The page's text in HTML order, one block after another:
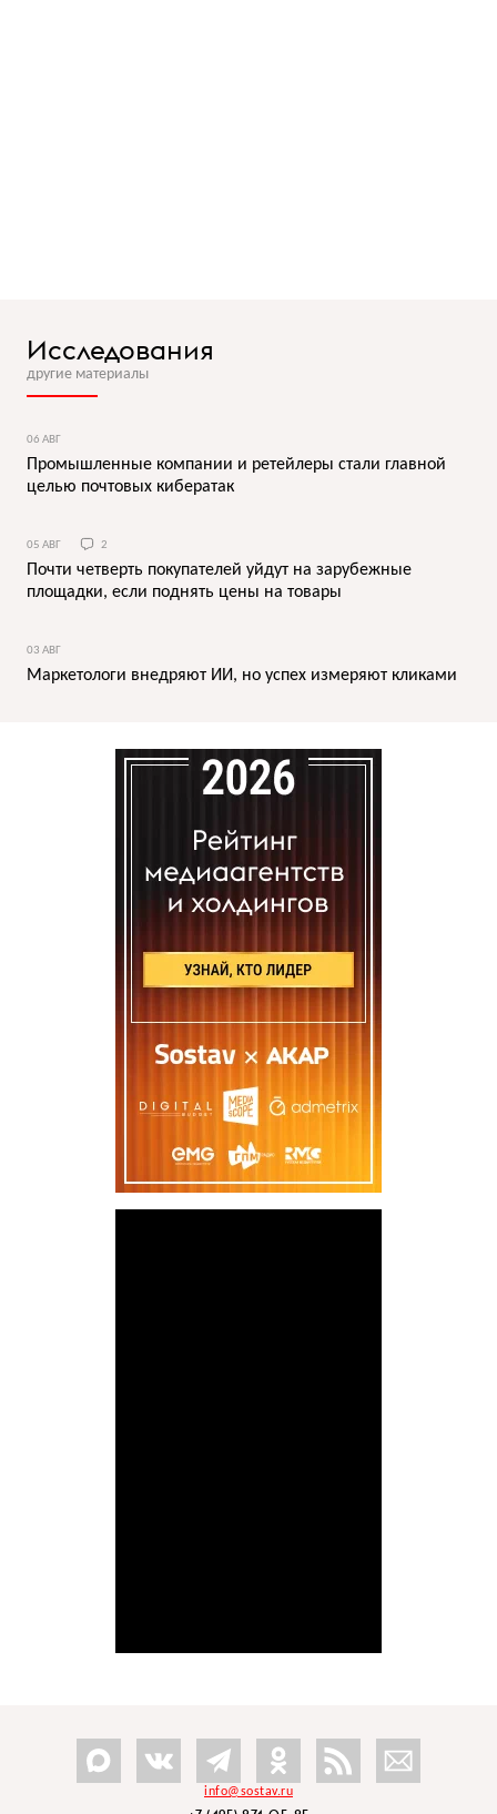
Исследования
другие материалы
06 АВГ
Промышленные компании и ретейлеры стали главной
целью почтовых кибератак
05 АВГ 2
Почти четверть покупателей уйдут на зарубежные
площадки, если поднять цены на товары
03 АВГ
Маркетологи внедряют ИИ, но успех измеряют кликами
info@sostav.ru